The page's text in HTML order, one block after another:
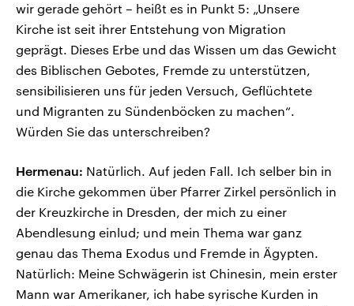
wir gerade gehört – heißt es in Punkt 5: „Unsere
Kirche ist seit ihrer Entstehung von Migration
geprägt. Dieses Erbe und das Wissen um das Gewicht
des Biblischen Gebotes, Fremde zu unterstützen,
sensibilisieren uns für jeden Versuch, Geflüchtete
und Migranten zu Sündenböcken zu machen“.
Würden Sie das unterschreiben?
Hermenau: Natürlich. Auf jeden Fall. Ich selber bin in
die Kirche gekommen über Pfarrer Zirkel persönlich in
der Kreuzkirche in Dresden, der mich zu einer
Abendlesung einlud; und mein Thema war ganz
genau das Thema Exodus und Fremde in Ägypten.
Natürlich: Meine Schwägerin ist Chinesin, mein erster
Mann war Amerikaner, ich habe syrische Kurden in